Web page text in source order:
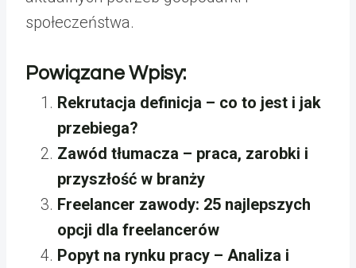
społeczeństwa.
Powiązane Wpisy:
Rekrutacja definicja – co to jest i jak
przebiega?
Zawód tłumacza – praca, zarobki i
przyszłość w branży
Freelancer zawody: 25 najlepszych
opcji dla freelancerów
Popyt na rynku pracy – Analiza i